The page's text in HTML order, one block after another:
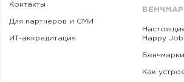
Контакты
Для партнеров и СМИ
ИТ-аккредитация
Happy Job
Как